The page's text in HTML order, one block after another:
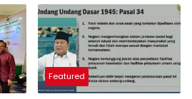
yang Perlu Diketahui
Featured